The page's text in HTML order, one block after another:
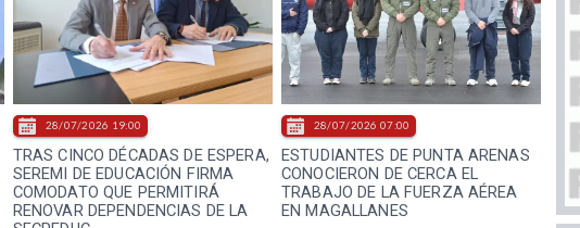
TRAS CINCO DÉCADAS DE ESPERA,
SEREMI DE EDUCACIÓN FIRMA
COMODATO QUE PERMITIRÁ
RENOVAR DEPENDENCIAS DE LA
28/07/2026 19:00
ESTUDIANTES DE PUNTA ARENAS
CONOCIERON DE CERCA EL
TRABAJO DE LA FUERZA AÉREA
EN MAGALLANES
28/07/2026 07:00